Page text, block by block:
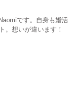
です。自身も婚活
。想いが違います！